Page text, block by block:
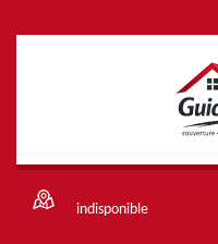
indisponible